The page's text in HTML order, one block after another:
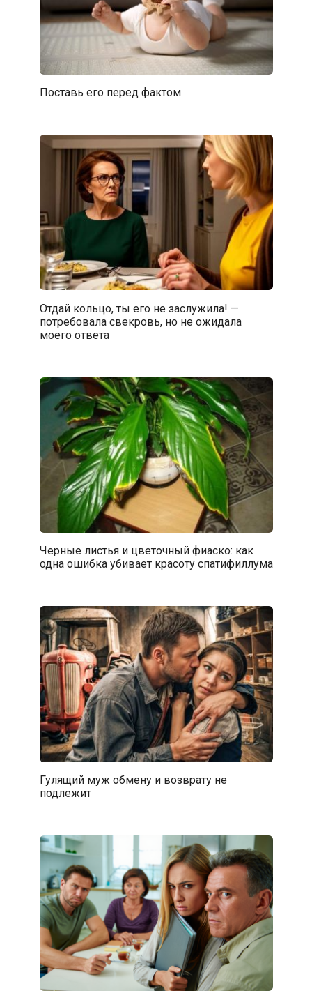
Поставь его перед фактом
Отдай кольцо, ты его не заслужила! —
потребовала свекровь, но не ожидала
моего ответа
Черные листья и цветочный фиаско: как
одна ошибка убивает красоту спатифиллума
Гулящий муж обмену и возврату не
подлежит